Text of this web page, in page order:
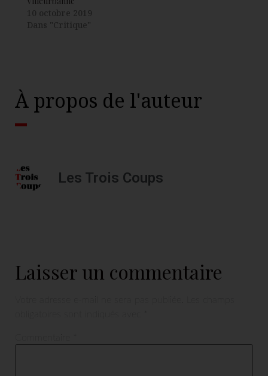
10 octobre 2019
Dans "Critique"
À propos de l'auteur
Les Trois Coups
Laisser un commentaire
obligatoires sont indiqués avec